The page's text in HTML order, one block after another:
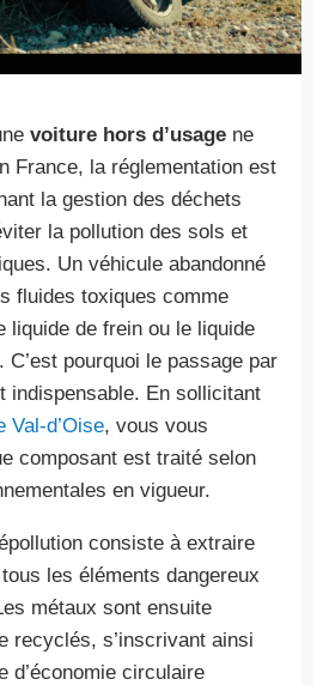
voiture hors d’usage ne
France, la réglementation est
la gestion des déchets
la pollution des sols et
Un véhicule abandonné
fluides toxiques comme
liquide de frein ou le liquide
pourquoi le passage par
indispensable. En sollicitant
Val-d’Oise, vous vous
composant est traité selon
en vigueur.
consiste à extraire
les éléments dangereux
métaux sont ensuite
recyclés, s’inscrivant ainsi
d’économie circulaire